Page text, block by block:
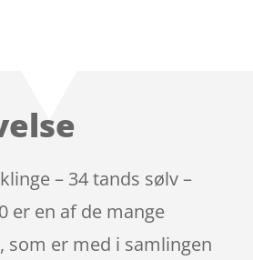
– 34 tands sølv –
er en af de mange
som er med i samlingen